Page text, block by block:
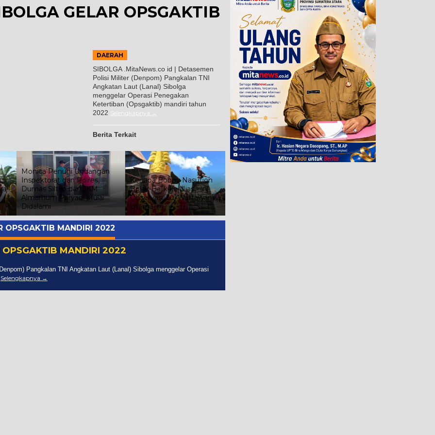
GELAR OPSGAKTIB
DAERAH
SIBOLGA .MitaNews.co id | Detasemen
Polisi Militer (Denpom) Pangkalan TNI
Angkatan Laut (Lanal) Sibolga
menggelar Operasi Penegakan
Ketertiban (Opsgaktib) mandiri tahun
2022 Selengkapnya
Berita Terkait
Monica Penuhi Undangan
Inspektorat dan Polres,
Dumas Siltap dan JKM
Almarhum Paryadi Mulai
Didalami
Kenapa Bobby Nasution
Bolak-Balik ke Nias? Ini
Observasi Zul Wartawan
Utama
OPSGAKTIB MANDIRI 2022
MANDIRI 2022
Pangkalan TNI Angkatan Laut (Lanal) Sibolga menggelar Operasi
Selengkapnya